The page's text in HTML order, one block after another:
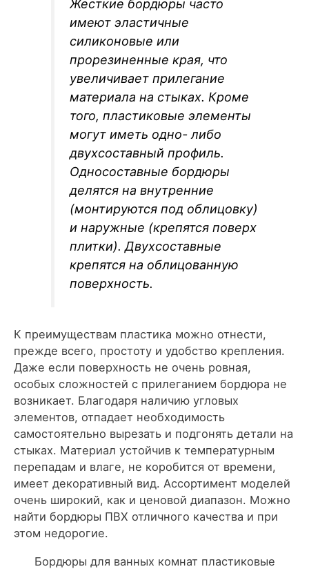
Жесткие бордюры часто
имеют эластичные
силиконовые или
прорезиненные края, что
увеличивает прилегание
материала на стыках. Кроме
того, пластиковые элементы
могут иметь одно- либо
двухсоставный профиль.
Односоставные бордюры
делятся на внутренние
(монтируются под облицовку)
и наружные (крепятся поверх
плитки). Двухсоставные
крепятся на облицованную
поверхность.
К преимуществам пластика можно отнести,
прежде всего, простоту и удобство крепления.
Даже если поверхность не очень ровная,
особых сложностей с прилеганием бордюра не
возникает. Благодаря наличию угловых
элементов, отпадает необходимость
самостоятельно вырезать и подгонять детали на
стыках. Материал устойчив к температурным
перепадам и влаге, не коробится от времени,
имеет декоративный вид. Ассортимент моделей
очень широкий, как и ценовой диапазон. Можно
найти бордюры ПВХ отличного качества и при
этом недорогие.
Бордюры для ванных комнат пластиковые